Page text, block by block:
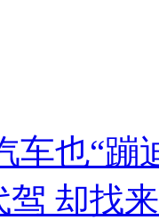
夜将其击毙
车也“蹦
却找